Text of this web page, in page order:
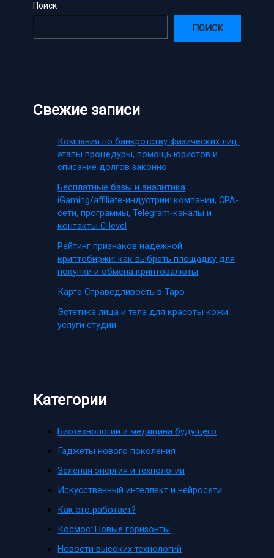
Поиск
ПОИСК
Свежие записи
Компания по банкротству физических лиц:
этапы процедуры, помощь юристов и
списание долгов законно
Бесплатные базы и аналитика
iGaming/affiliate-индустрии: компании, CPA-
сети, программы, Telegram-каналы и
контакты C-level
Рейтинг признаков надежной
криптобиржи: как выбрать площадку для
покупки и обмена криптовалюты
Карта Справедливость в Таро
Эстетика лица и тела для красоты кожи:
услуги студии
Категории
Биотехнологии и медицина будущего
Гаджеты нового поколения
Зеленая энергия и технологии
Искусственный интеллект и нейросети
Как это работает?
Космос: Новые горизонты
Новости высоких технологий